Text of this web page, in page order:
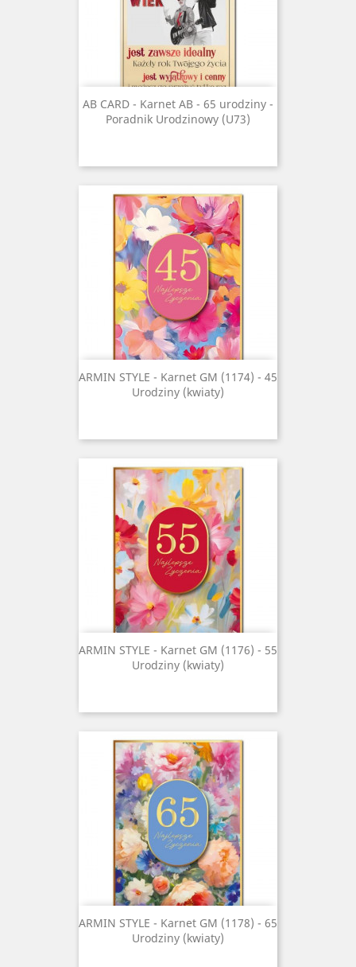
AB CARD - Karnet AB - 65 urodziny -
Poradnik Urodzinowy (U73)
ARMIN STYLE - Karnet GM (1174) - 45
Urodziny (kwiaty)
ARMIN STYLE - Karnet GM (1176) - 55
Urodziny (kwiaty)
ARMIN STYLE - Karnet GM (1178) - 65
Urodziny (kwiaty)